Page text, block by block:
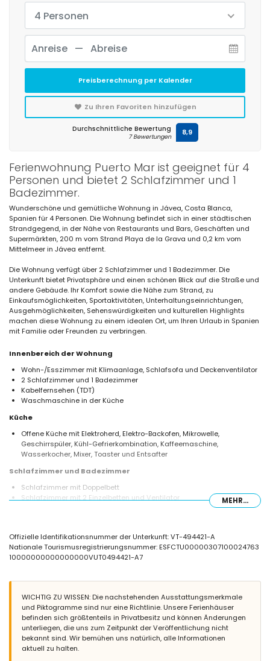
Ferienwohnung Puerto Mar ist geeignet für 4
Personen und bietet 2 Schlafzimmer und 1
Badezimmer.
Wunderschöne und gemütliche Wohnung in Jávea, Costa Blanca,
Spanien für 4 Personen. Die Wohnung befindet sich in einer städtischen
Strandgegend, in der Nähe von Restaurants und Bars, Geschäften und
Supermärkten, 200 m vom Strand Playa de la Grava und 0,2 km vom
Mittelmeer in Jávea entfernt.
Die Wohnung verfügt über 2 Schlafzimmer und 1 Badezimmer. Die
Unterkunft bietet Privatsphäre und einen schönen Blick auf die Straße und
andere Gebäude. Ihr Komfort sowie die Nähe zum Strand, zu
Einkaufsmöglichkeiten, Sportaktivitäten, Unterhaltungseinrichtungen,
Ausgehmöglichkeiten, Sehenswürdigkeiten und kulturellen Highlights
machen diese Wohnung zu einem idealen Ort, um Ihren Urlaub in Spanien
mit Familie oder Freunden zu verbringen.
Innenbereich der Wohnung
Wohn-/Esszimmer mit Klimaanlage, Schlafsofa und Deckenventilator
2 Schlafzimmer und 1 Badezimmer
Kabelfernsehen (TDT)
Waschmaschine in der Küche
Küche
Offene Küche mit Elektroherd, Elektro-Backofen, Mikrowelle,
Geschirrspüler, Kühl-Gefrierkombination, Kaffeemaschine,
Wasserkocher, Mixer, Toaster und Entsafter
Schlafzimmer und Badezimmer
Schlafzimmer mit Doppelbett
Schlafzimmer mit 2 Einzelbetten und Ventilator
Badezimmer mit Einzelwaschbecken, Dusche und Haartrockner
Umzäuntes Grundstück
Weitere Informationen
Metern von der Wohnung)
Nächster Strand: Playa de la Grava (innerhalb von 200 Metern von der
Wohnung)
Nächster Hafen: Club Náutico Jávea (innerhalb von 1000 Metern von
der Wohnung)
Nächster Park: Montgó, Jávea (innerhalb von 4 Kilometern von der
MEHR...
Offizielle Identifikationsnummer der Unterkunft: VT-494421-A
Nationale Tourismusregistrierungsnummer: ESFCTU00000307100024763
10000000000000000VUT0494421-A7
WICHTIG ZU WISSEN: Die nachstehenden Ausstattungsmerkmale
und Piktogramme sind nur eine Richtlinie. Unsere Ferienhäuser
befinden sich größtenteils in Privatbesitz und können Änderungen
unterliegen, die uns zum Zeitpunkt der Veröffentlichung nicht
bekannt sind. Wir bemühen uns natürlich, alle Informationen
aktuell zu halten.
4 Personen
Preisberechnung per Kalender
Zu Ihren Favoriten hinzufügen
Durchschnittliche Bewertung
7 Bewertungen 8,9